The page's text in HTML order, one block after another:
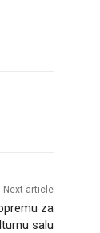
Next article
za
salu